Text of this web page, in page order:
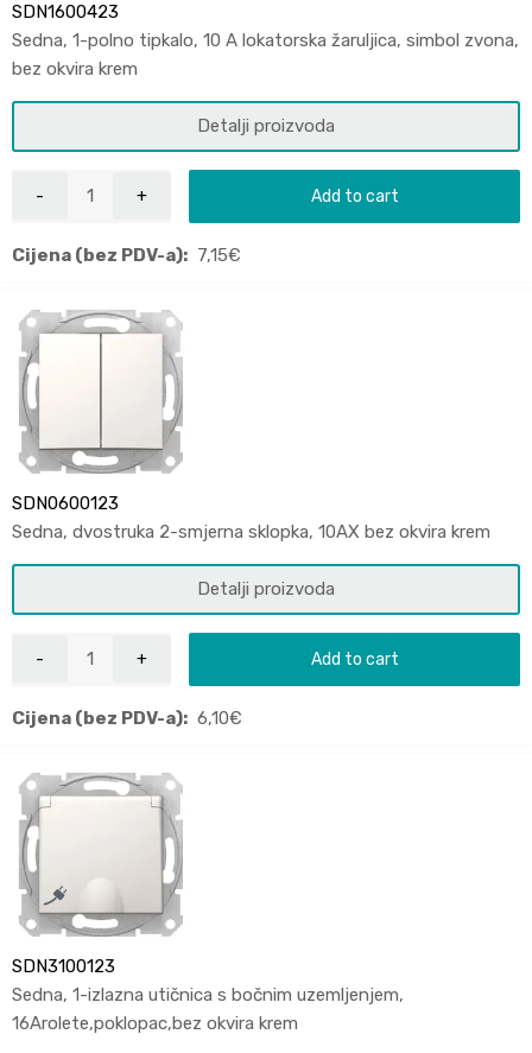
SDN1600423
Sedna, 1-polno tipkalo, 10 A lokatorska žaruljica, simbol zvona,
bez okvira krem
Detalji proizvoda
Add to cart
Cijena (bez PDV-a): 7,15€
SDN0600123
Sedna, dvostruka 2-smjerna sklopka, 10AX bez okvira krem
Detalji proizvoda
Add to cart
Cijena (bez PDV-a): 6,10€
SDN3100123
Sedna, 1-izlazna utičnica s bočnim uzemljenjem,
16Arolete,poklopac,bez okvira krem